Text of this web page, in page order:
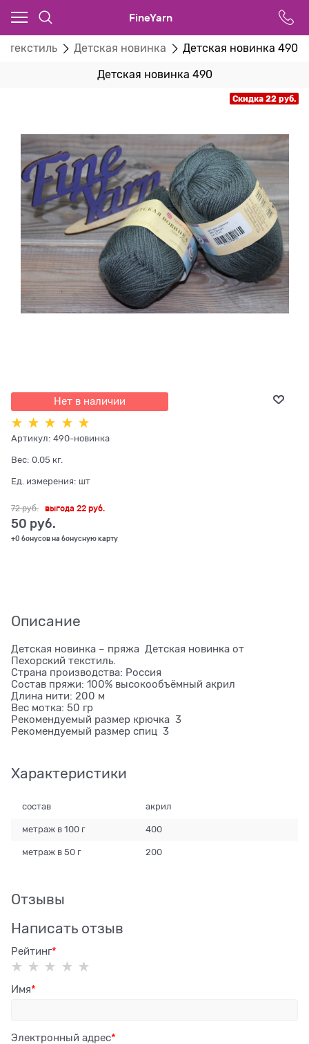
FineYarn
текстиль Детская новинка Детская новинка 490
Детская новинка 490
Скидка 22 руб.
Нет в наличии
Артикул: 490-новинка
Вес: 0.05 кг.
Ед. измерения: шт
72 руб.
50 руб.
выгода22 руб.
+0 бонусов на бонусную карту
Описание
Детская новинка – пряжа Детская новинка от
Пехорский текстиль.
Страна производства: Россия
Состав пряжи: 100% высокообъёмный акрил
Длина нити: 200 м
Вес мотка: 50 гр
Рекомендуемый размер крючка 3
Рекомендуемый размер спиц 3
Характеристики
состав акрил
метраж в 100 г 400
метраж в 50 г 200
Отзывы
Написать отзыв
Рейтинг
Имя
Электронный адрес